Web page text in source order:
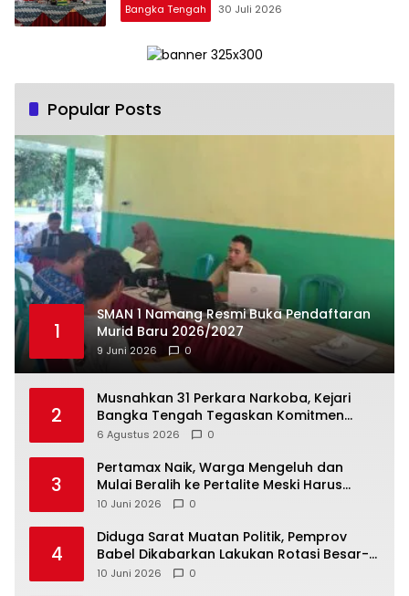
Bangka Tengah 30 Juli 2026
Popular Posts
1
SMAN 1 Namang Resmi Buka Pendaftaran
Murid Baru 2026/2027
9 Juni 2026 0
2
Musnahkan 31 Perkara Narkoba, Kejari
Bangka Tengah Tegaskan Komitmen
Berantas Kejahatan Hingga Tuntas
6 Agustus 2026 0
3
‎Pertamax Naik, Warga Mengeluh dan
Mulai Beralih ke Pertalite Meski Harus
10 Juni 2026 0
4
‎Diduga Sarat Muatan Politik, Pemprov
Babel Dikabarkan Lakukan Rotasi Besar-
10 Juni 2026 0